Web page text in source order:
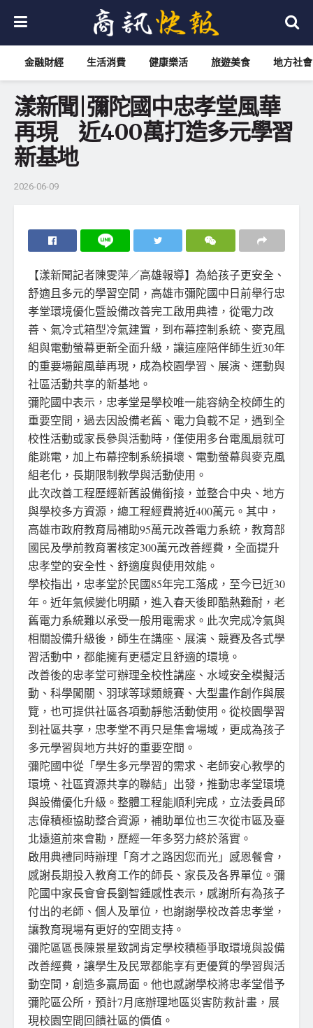
金融財經 生活消費 健康樂活 旅遊美食 地方社會
漾新聞|彌陀國中忠孝堂風華
再現 近400萬打造多元學習
新基地
2026-06-09
【漾新聞記者陳雯萍／高雄報導】為給孩子更安全、
舒適且多元的學習空間，高雄市彌陀國中日前舉行忠
孝堂環境優化暨設備改善完工啟用典禮，從電力改
善、氣冷式箱型冷氣建置，到布幕控制系統、麥克風
組與電動螢幕更新全面升級，讓這座陪伴師生近30年
的重要場館風華再現，成為校園學習、展演、運動與
社區活動共享的新基地。
彌陀國中表示，忠孝堂是學校唯一能容納全校師生的
重要空間，過去因設備老舊、電力負載不足，遇到全
校性活動或家長參與活動時，僅使用多台電風扇就可
能跳電，加上布幕控制系統損壞、電動螢幕與麥克風
組老化，長期限制教學與活動使用。
此次改善工程歷經新舊設備銜接，並整合中央、地方
與學校多方資源，總工程經費將近400萬元。其中，
高雄市政府教育局補助95萬元改善電力系統，教育部
國民及學前教育署核定300萬元改善經費，全面提升
忠孝堂的安全性、舒適度與使用效能。
學校指出，忠孝堂於民國85年完工落成，至今已近30
年。近年氣候變化明顯，進入春天後即酷熱難耐，老
舊電力系統難以承受一般用電需求。此次完成冷氣與
相關設備升級後，師生在講座、展演、競賽及各式學
習活動中，都能擁有更穩定且舒適的環境。
改善後的忠孝堂可辦理全校性講座、水域安全模擬活
動、科學闖關、羽球等球類競賽、大型畫作創作與展
覽，也可提供社區各項動靜態活動使用。從校園學習
到社區共享，忠孝堂不再只是集會場域，更成為孩子
多元學習與地方共好的重要空間。
彌陀國中從「學生多元學習的需求、老師安心教學的
環境、社區資源共享的聯結」出發，推動忠孝堂環境
與設備優化升級。整體工程能順利完成，立法委員邱
志偉積極協助整合資源，補助單位也三次從市區及臺
北遠道前來會勘，歷經一年多努力終於落實。
啟用典禮同時辦理「育才之路因您而光」感恩餐會，
感謝長期投入教育工作的師長、家長及各界單位。彌
陀國中家長會會長劉智鍾感性表示，感謝所有為孩子
付出的老師、個人及單位，也謝謝學校改善忠孝堂，
讓教育現場有更好的空間支持。
彌陀區區長陳景星致詞肯定學校積極爭取環境與設備
改善經費，讓學生及民眾都能享有更優質的學習與活
動空間，創造多贏局面。他也感謝學校將忠孝堂借予
彌陀區公所，預計7月底辦理地區災害防救計畫，展
現校園空間回饋社區的價值。